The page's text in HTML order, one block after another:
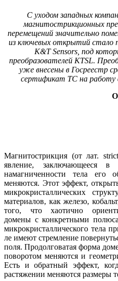
С уходом западных
магнитострикционных
перемещений значительно
из ключевых открытий стало
K&T Sensors, под
преобразователей KTSL.
уже внесены в Госреестр
сертификат ТС на работу
Магнитострикция (от лат.
явление, заключающееся
намагниченности те­ла его
меняются. Этот эффект,
микрокристаллических
материалов, как железо,
то­го, что хаотично
домены с конкретными
микрокристаллического те­ла
ле имеют стремление
по­ля. Продолговатая форма
поворотом меняются и
Есть и обратный эффект,
растяжении меняются размеры